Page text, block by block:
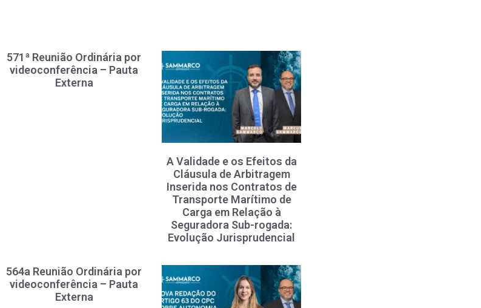
571ª Reunião Ordinária por
videoconferência – Pauta
Externa
A Validade e os Efeitos da
Cláusula de Arbitragem
Inserida nos Contratos de
Transporte Marítimo de
Carga em Relação à
Seguradora Sub-rogada:
Evolução Jurisprudencial
564a Reunião Ordinária por
videoconferência – Pauta
Externa